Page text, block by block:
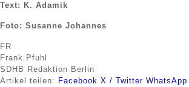
Text: K. Adamik
Foto: Susanne Johannes
FR
Frank Pfuhl
SDHB Redaktion Berlin
Artikel teilen: Facebook X / Twitter WhatsApp